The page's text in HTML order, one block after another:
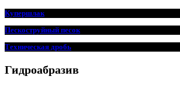
Купершлак
Пескоструйный песок
Техническая дробь
Гидроабразив